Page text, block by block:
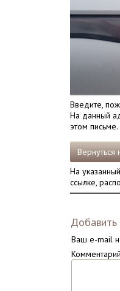
Введите,
На данный
этом
Вернуться
На
ссылке,
Ваш e-mail
Комментарий